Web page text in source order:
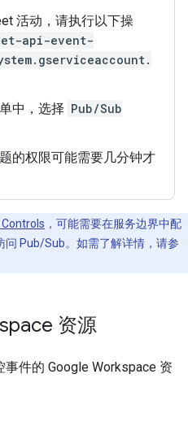
活动，请执行以下操
api-event-
中，选择 Pub/Sub
的权限可能需要几分钟才
，可能需要在服务边界中配
Pub/Sub。如需了解详情，请参
资源
件的 Google Workspace 资